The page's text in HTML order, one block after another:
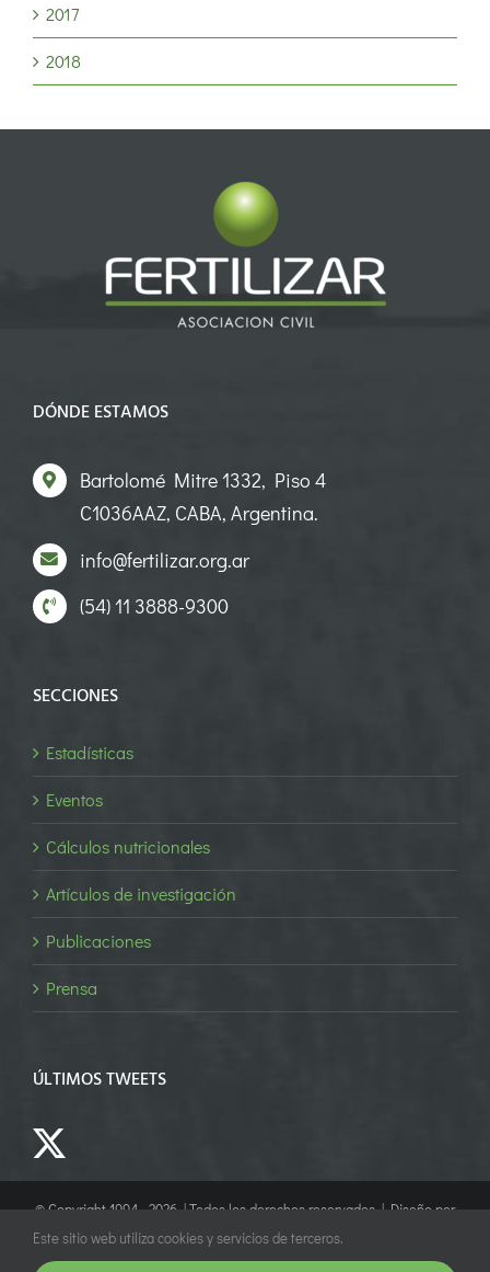
2017
2018
DÓNDE ESTAMOS
Bartolomé Mitre 1332, Piso 4
C1036AAZ, CABA, Argentina.
info@fertilizar.org.ar
(54) 11 3888-9300
SECCIONES
Estadísticas
Eventos
Cálculos nutricionales
Artículos de investigación
Publicaciones
Prensa
ÚLTIMOS TWEETS
© Copyright 1994 -2026 | Todos los derechos reservados | Diseño por
Empower Marketing
Este sitio web utiliza cookies y servicios de terceros.